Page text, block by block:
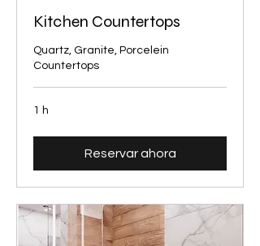
Kitchen Countertops
Quartz, Granite, Porcelein
Countertops
1 h
Reservar ahora